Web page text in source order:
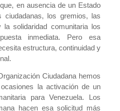
en ausencia de un Estado
ciudadanas, los gremios, las
solidaridad comunitaria los
inmediata. Pero esa
estructura, continuidad y
Ciudadana hemos
la activación de un
para Venezuela. Los
hacen esa solicitud más